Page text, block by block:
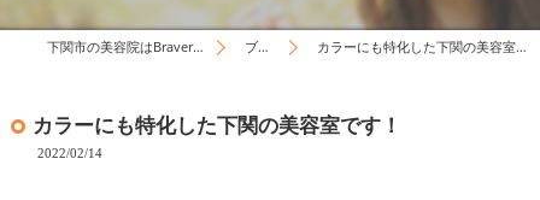
下関市の美容院はBravery-hair ブログ カラーにも特化した下関の美容室です！
カラーにも特化した下関の美容室です！
2022/02/14